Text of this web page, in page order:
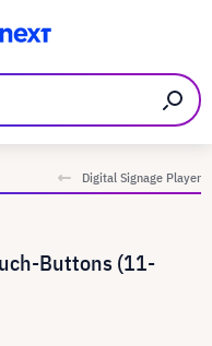
Digital Signage Player
Buttons (11-